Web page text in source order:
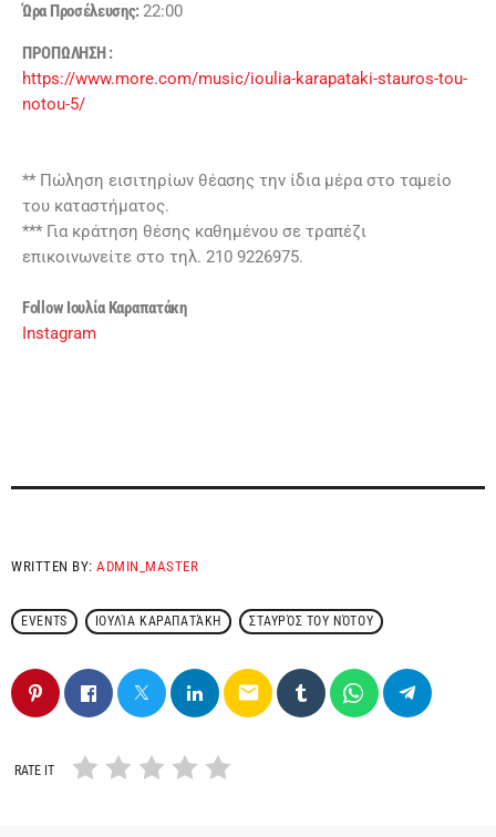
Ώρα Προσέλευσης:22:00
ΠΡΟΠΩΛΗΣΗ :
https://www.more.com/music/ioulia-karapataki-stauros-tou-
notou-5/
** Πώληση εισιτηρίων θέασης την ίδια μέρα στο ταμείο
του καταστήματος.
*** Για κράτηση θέσης καθημένου σε τραπέζι
επικοινωνείτε στο τηλ. 210 9226975.
Follow Ιουλία Καραπατάκη
Instagram
WRITTEN BY:ADMIN_MASTER
EVENTS ΙΟΥΛΊΑ ΚΑΡΑΠΑΤΆΚΗ ΣΤΑΥΡΌΣ ΤΟΥ ΝΌΤΟΥ
email
RATE IT